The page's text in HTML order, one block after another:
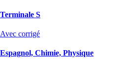
Terminale S
Avec corrigé
Espagnol, Chimie, Physique